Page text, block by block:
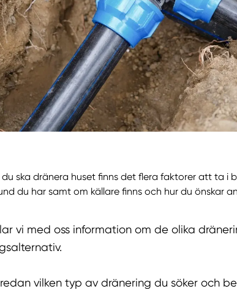
ska dränera huset finns det flera faktorer att ta i
du har samt om källare finns och hur du önskar
vi med oss information om de olika
vilken typ av dränering du söker och